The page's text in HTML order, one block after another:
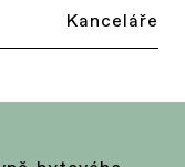
Kanceláře